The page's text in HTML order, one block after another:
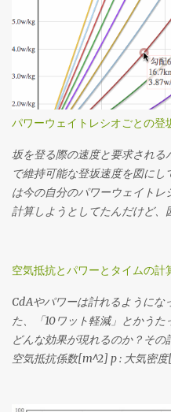
とになるか。記憶の範囲では丁
結局34x25Tは使ってなくて、
速度が伸びたけど50x15Tを
ったことになる。あー
ちのインナートップは激しく
しいのでたぶん50x22T(2.272)
いるコースであれば 想定パワ
内サイクリング でシミュレー
ュレーションした速度の分布
てかんじで決めてます。勾配
Garmin Connectその他諸々か
直指定してヒストグラム書いて
斜面 or 下りの速度) 中央値(滞
見たうえで、普段山を登ると
ア比と速度に当てはめたうえ
るものを選定する流れです。
パワーウェイトレシオごとの登
坂を登る際の速度と要求され
で維持可能な登坂速度を図に
は今の自分のパワーウェイト
計算しようとしてたんだけど、
けの元ネタはAndrew Cogganの
どのその他装備が2kgと、僕の
はグラフを画像として表示して
で書いていてインタラクティ
要に応じて下記のソースコード
空気抵抗とパワーとタイムの計
CdAやパワーは計れるようにな
た、「10ワット軽減」とかう
どんな効果が現れるのか？そ
空気抵抗係数[m^2] p : 大気密